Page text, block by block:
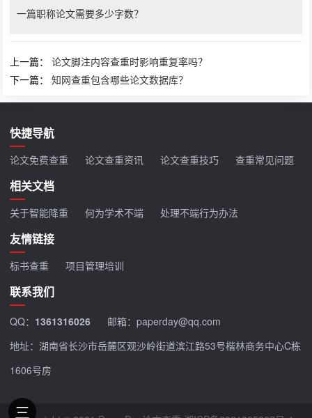
一篇职称论文需要多少字数？
上一篇：论文脚注内容查重时影响重复率吗？
下一篇：知网查重包含哪些论文数据库？
快捷导航
论文免费查重 论文查重资讯 论文查重技巧 查重常见问题
相关文档
关于智能降重 何为学术不端 处理不端行为办法
友情链接
标书查重 项目管理培训
联系我们
QQ： 1361316026
邮箱：paperday@qq.com
地址：湖南省长沙市岳麓区观沙岭街道滨江路53号楷林商务中心C栋
1606号房